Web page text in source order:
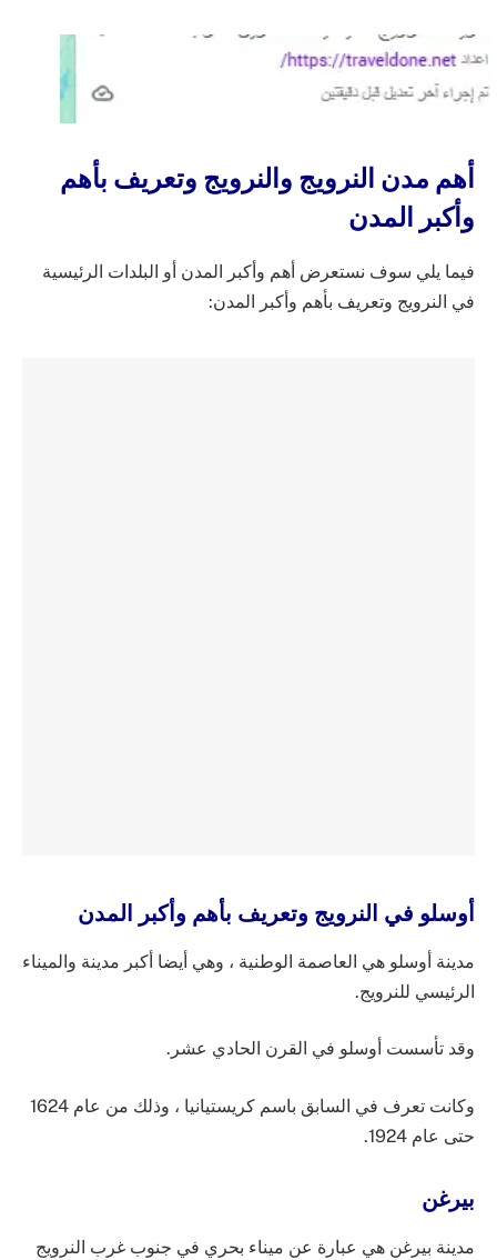
أهم مدن النرويج والنرويج وتعريف بأهم
وأكبر المدن
فيما يلي سوف نستعرض أهم وأكبر المدن أو البلدات الرئيسية
في النرويج وتعريف بأهم وأكبر المدن:
أوسلو في النرويج وتعريف بأهم وأكبر المدن
مدينة أوسلو هي العاصمة الوطنية ، وهي أيضا أكبر مدينة والميناء
الرئيسي للنرويج.
وقد تأسست أوسلو في القرن الحادي عشر.
وكانت تعرف في السابق باسم كريستيانيا ، وذلك من عام 1624
حتى عام 1924.
بيرغن
مدينة بيرغن هي عبارة عن ميناء بحري في جنوب غرب النرويج